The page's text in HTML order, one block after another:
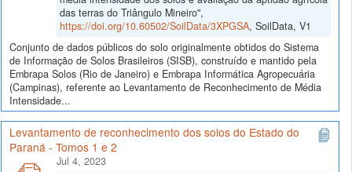
das terras do Triângulo Mineiro",
https://doi.org/10.60502/SoilData/3XPGSA, SoilData, V1
Conjunto de dados públicos do solo originalmente obtidos do Sistema
de Informação de Solos Brasileiros (SISB), construído e mantido pela
Embrapa Solos (Rio de Janeiro) e Embrapa Informática Agropecuária
(Campinas), referente ao Levantamento de Reconhecimento de Média
Intensidade...
Levantamento de reconhecimento dos solos do Estado do
Paraná - Tomos 1 e 2
Jul 4, 2023